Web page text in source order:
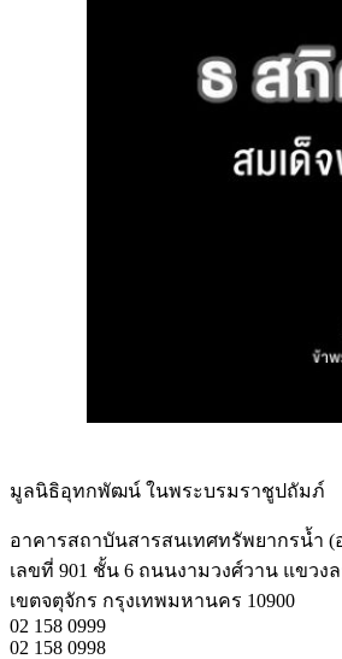
มูลนิธิอุทกพัฒน์ ในพระบรมราชูปถัมภ์
อาคารสถาบันสารสนเทศทรัพยากรน้ำ
เลขที่ 901 ชั้น 6 ถนนงามวงศ์วาน แขวง
เขตจตุจักร กรุงเทพมหานคร 10900
02 158 0999
02 158 0998